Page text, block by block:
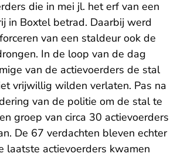
die in mei jl. het erf van een
in Boxtel betrad. Daarbij werd
van een staldeur ook de
In de loop van de dag
van de actievoerders de stal
vrijwillig wilden verlaten. Pas na
van de politie om de stal te
groep van circa 30 actievoerders
De 67 verdachten bleven echter
laatste actievoerders kwamen